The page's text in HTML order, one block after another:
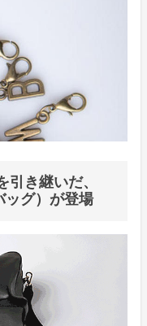
き継いだ、
ッグ）が登場